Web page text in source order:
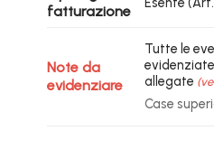
fatturazione
Note da
evidenziare
Tutte le
allegate
Case